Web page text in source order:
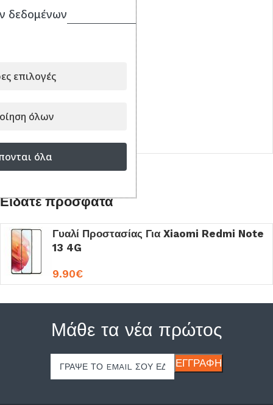
9.90€
Κωδικός:DR682105
Είδατε πρόσφατα
Γυαλί Προστασίας Για Xiaomi Redmi Note
13 4G
9.90€
Μάθε τα νέα πρώτος
δεδομένων
επιλογές
όλων
όλα